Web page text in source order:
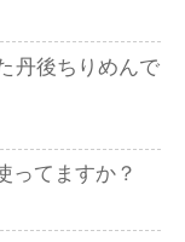
丹後ちりめんで
ってますか？